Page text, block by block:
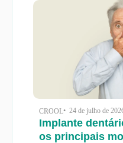
CROOL• 24 de julho de
Implante
os principais